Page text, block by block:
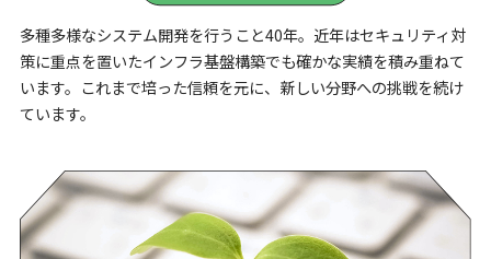
多種多様なシステム開発を行うこと40年。近年はセキュリティ対
策に重点を置いたインフラ基盤構築でも確かな実績を積み重ねて
います。これまで培った信頼を元に、新しい分野への挑戦を続け
ています。